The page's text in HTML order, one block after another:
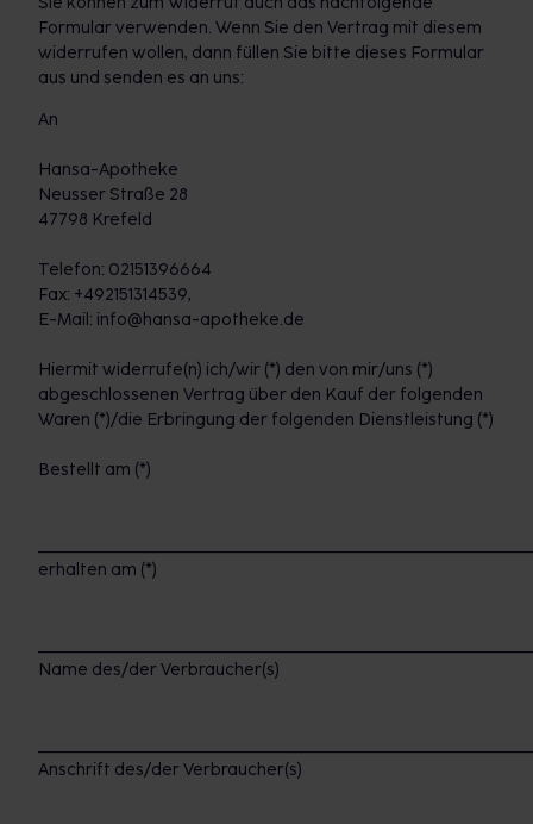
Formular verwenden. Wenn Sie den Vertrag mit diesem
widerrufen wollen, dann füllen Sie bitte dieses Formular
aus und senden es an uns:
An
Hansa-Apotheke
Neusser Straße 28
47798 Krefeld
Telefon: 02151396664
Fax: +492151314539,
E-Mail: info@hansa-apotheke.de
Hiermit widerrufe(n) ich/wir (*) den von mir/uns (*)
abgeschlossenen Vertrag über den Kauf der folgenden
Waren (*)/die Erbringung der folgenden Dienstleistung (*)
Bestellt am (*)
erhalten am (*)
Name des/der Verbraucher(s)
Anschrift des/der Verbraucher(s)